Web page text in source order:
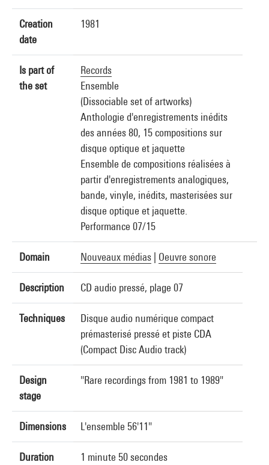
Creation
date
1981
Is part of
the set
Records
Ensemble
(Dissociable set of artworks)
Anthologie d'enregistrements inédits
des années 80, 15 compositions sur
disque optique et jaquette
Ensemble de compositions réalisées à
partir d'enregistrements analogiques,
bande, vinyle, inédits, masterisées sur
disque optique et jaquette.
Performance 07/15
Domain Nouveaux médias Oeuvre sonore
Description CD audio pressé, plage 07
Techniques
Disque audio numérique compact
prémasterisé pressé et piste CDA
(Compact Disc Audio track)
Design
stage
"Rare recordings from 1981 to 1989"
Dimensions L'ensemble 56'11"
Duration 1 minute 50 secondes